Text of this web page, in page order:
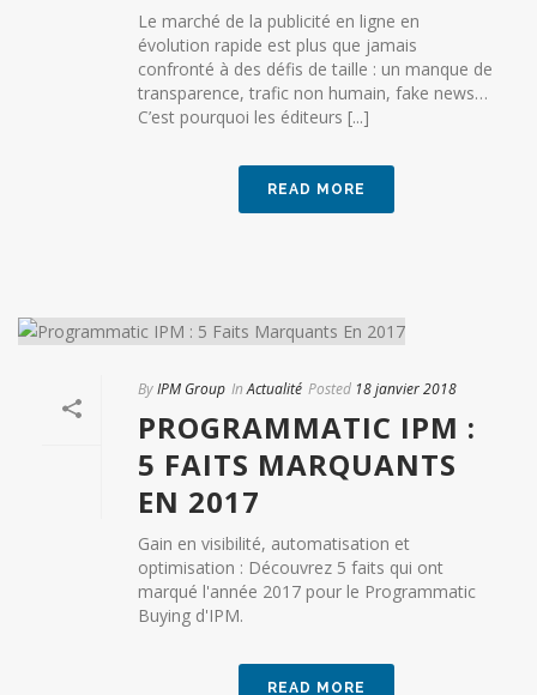
Le marché de la publicité en ligne en
évolution rapide est plus que jamais
confronté à des défis de taille : un manque de
transparence, trafic non humain, fake news…
C’est pourquoi les éditeurs [...]
READ MORE
ByIPM Group In Actualité Posted 18 janvier 2018
PROGRAMMATIC IPM :
5 FAITS MARQUANTS
EN 2017
Gain en visibilité, automatisation et
optimisation : Découvrez 5 faits qui ont
marqué l'année 2017 pour le Programmatic
Buying d'IPM.
READ MORE